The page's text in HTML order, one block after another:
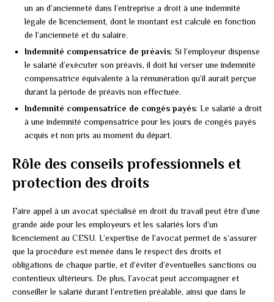
un an d’ancienneté dans l’entreprise a droit à une indemnité
légale de licenciement, dont le montant est calculé en fonction
de l’ancienneté et du salaire.
Indemnité compensatrice de préavis: Si l’employeur dispense
le salarié d’exécuter son préavis, il doit lui verser une indemnité
compensatrice équivalente à la rémunération qu’il aurait perçue
durant la période de préavis non effectuée.
Indemnité compensatrice de congés payés: Le salarié a droit
à une indemnité compensatrice pour les jours de congés payés
acquis et non pris au moment du départ.
Rôle des conseils professionnels et
protection des droits
Faire appel à un avocat spécialisé en droit du travail peut être d’une
grande aide pour les employeurs et les salariés lors d’un
licenciement au CESU. L’expertise de l’avocat permet de s’assurer
que la procédure est menée dans le respect des droits et
obligations de chaque partie, et d’éviter d’éventuelles sanctions ou
contentieux ultérieurs. De plus, l’avocat peut accompagner et
conseiller le salarié durant l’entretien préalable, ainsi que dans le